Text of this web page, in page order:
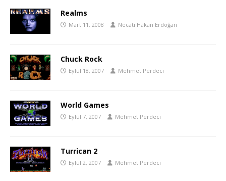
Realms
Mart 11, 2008 Necati Hakan Erdoğan
Chuck Rock
Eylül 18, 2007 Mehmet Perdeci
World Games
Eylül 7, 2007 Mehmet Perdeci
Turrican 2
Eylül 2, 2007 Mehmet Perdeci